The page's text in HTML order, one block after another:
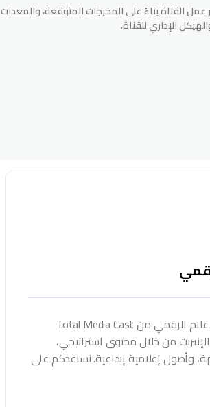
عمل القناة بناءً على المخرجات المتوقعة، والمعدات
الإداري للقناة.
تعزّز خدمات الإعلام الرقمي من Total Media Cast
من خلال محتوى استراتيجي،
إعلامية إبداعية. نساعدكم على